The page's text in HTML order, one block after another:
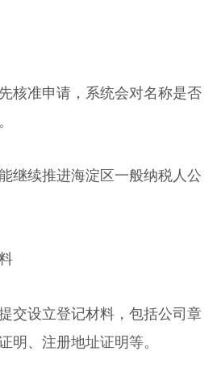
核准申请，系统会对名称是否
继续推进海淀区一般纳税人公
交设立登记材料，包括公司章
明、注册地址证明等。